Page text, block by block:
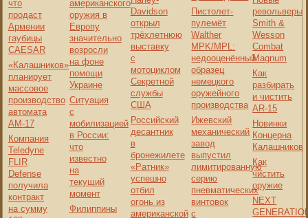
что
продаст
Армении
гаубицы
CAESAR
«Калашников»
планирует
массовое
производство
автомата
АМ-17
Компания
Teledyne
FLIR
Defense
получила
контракт
на сумму
американского
оружия в
Европу
значительно
возросли
на фоне
помощи
Украине
Ситуация
с
мобилизацией
в России:
что
известно
на
текущий
момент
Филиппины
Davidson
открыл
трёхлетнюю
выставку
с
мотоциклом
Секретной
службы
США
Российский
десантник
в
бронежилете
«Ратник»
успешно
отбил
огонь из
американской
Пистолет-
пулемёт
Walther
MPK/MPL:
недооценённый
образец
немецкого
оружейного
производства
Ижевский
механический
завод
выпустил
лимитированную
серию
пневматических
винтовок
с
револьверы
Smith &
Wesson
Combat
Magnum
Как
разбирать
и чистить
AR-15
Новинки
Концерна
Калашников
Как
чистить
оружие
NEXT